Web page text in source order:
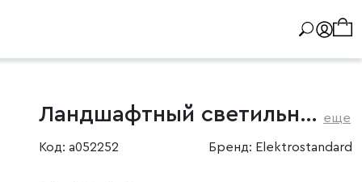
Ландшафтный светильник IP65 еще
Код: a052252 Бренд: Elektrostandard